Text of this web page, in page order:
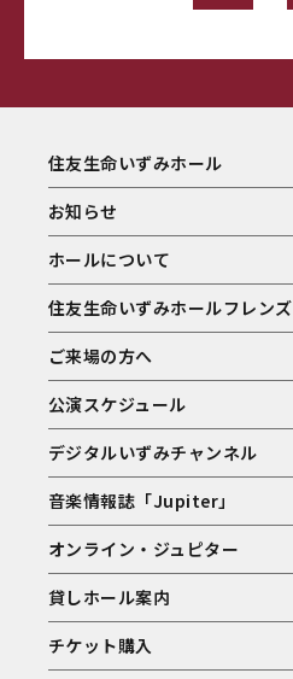
住友生命いずみホール
お知らせ
ホールについて
住友生命いずみホールフレンズ
ご来場の方へ
公演スケジュール
デジタルいずみチャンネル
音楽情報誌「Jupiter」
オンライン・ジュピター
貸しホール案内
チケット購入